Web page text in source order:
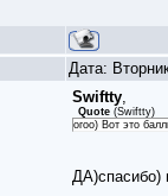
Дата:
Swiftty,
Quote (Swiftty)
огоо) Вот это
ДА)спасибо)